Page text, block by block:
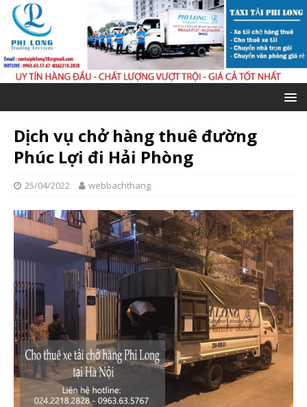
Dịch vụ chở hàng thuê đường
Phúc Lợi đi Hải Phòng
25/04/2022 webbachthang